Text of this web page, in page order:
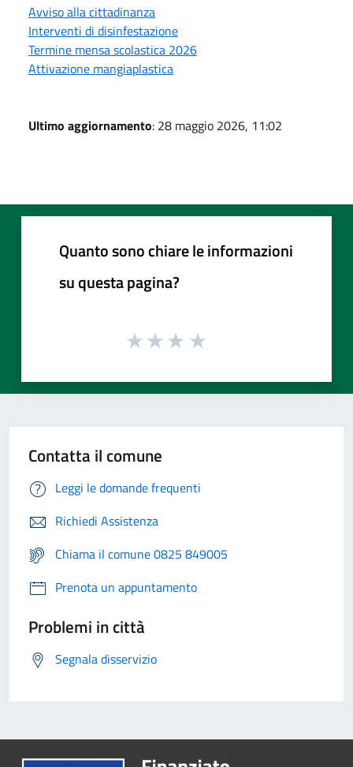
Avviso alla cittadinanza
Interventi di disinfestazione
Termine mensa scolastica 2026
Attivazione mangiaplastica
Ultimo aggiornamento: 28 maggio 2026, 11:02
Quanto sono chiare le informazioni
su questa pagina?
Contatta il comune
Leggi le domande frequenti
Richiedi Assistenza
Chiama il comune 0825 849005
Prenota un appuntamento
Problemi in città
Segnala disservizio